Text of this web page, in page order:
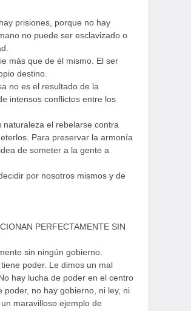
prisiones, porque no hay
no puede ser esclavizado o
más que de él mismo. El ser
destino.
no es el resultado de la
intensos conflictos entre los
el rebelarse contra
Para preservar la armonía
de someter a la gente a
por nosotros mismos y de
PERFECTAMENTE SIN
sin ningún gobierno.
poder. Le dimos un mal
hay lucha de poder en el centro
no hay gobierno, ni ley, ni
maravilloso ejemplo de